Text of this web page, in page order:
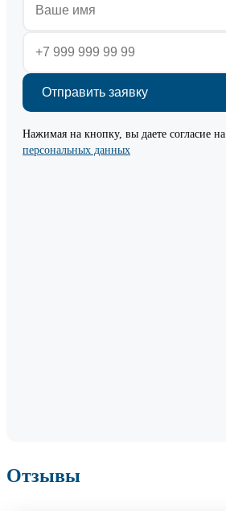
Нажимая на кнопку, вы даете согласие на
персональных данных
Отзывы